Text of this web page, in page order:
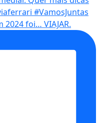
2024 foi… VIAJAR.